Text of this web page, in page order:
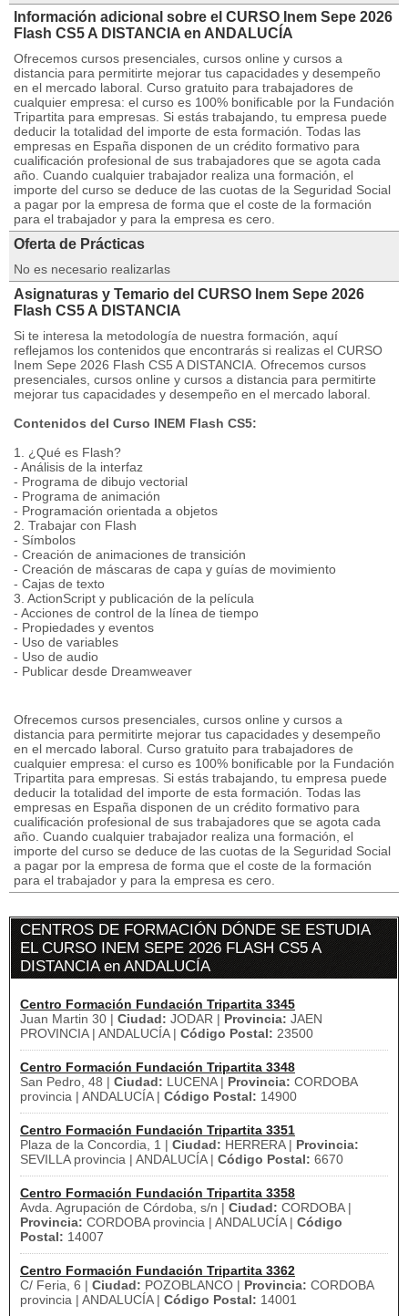
Información adicional sobre el CURSO Inem Sepe 2026
Flash CS5 A DISTANCIA en ANDALUCÍA
Ofrecemos cursos presenciales, cursos online y cursos a
distancia para permitirte mejorar tus capacidades y desempeño
en el mercado laboral. Curso gratuito para trabajadores de
cualquier empresa: el curso es 100% bonificable por la Fundación
Tripartita para empresas. Si estás trabajando, tu empresa puede
deducir la totalidad del importe de esta formación. Todas las
empresas en España disponen de un crédito formativo para
cualificación profesional de sus trabajadores que se agota cada
año. Cuando cualquier trabajador realiza una formación, el
importe del curso se deduce de las cuotas de la Seguridad Social
a pagar por la empresa de forma que el coste de la formación
para el trabajador y para la empresa es cero.
Oferta de Prácticas
No es necesario realizarlas
Asignaturas y Temario del CURSO Inem Sepe 2026
Flash CS5 A DISTANCIA
Si te interesa la metodología de nuestra formación, aquí
reflejamos los contenidos que encontrarás si realizas el CURSO
Inem Sepe 2026 Flash CS5 A DISTANCIA. Ofrecemos cursos
presenciales, cursos online y cursos a distancia para permitirte
mejorar tus capacidades y desempeño en el mercado laboral.
Contenidos del Curso INEM Flash CS5:
1. ¿Qué es Flash?
- Análisis de la interfaz
- Programa de dibujo vectorial
- Programa de animación
- Programación orientada a objetos
2. Trabajar con Flash
- Símbolos
- Creación de animaciones de transición
- Creación de máscaras de capa y guías de movimiento
- Cajas de texto
3. ActionScript y publicación de la película
- Acciones de control de la línea de tiempo
- Propiedades y eventos
- Uso de variables
- Uso de audio
- Publicar desde Dreamweaver
Ofrecemos cursos presenciales, cursos online y cursos a
distancia para permitirte mejorar tus capacidades y desempeño
en el mercado laboral. Curso gratuito para trabajadores de
cualquier empresa: el curso es 100% bonificable por la Fundación
Tripartita para empresas. Si estás trabajando, tu empresa puede
deducir la totalidad del importe de esta formación. Todas las
empresas en España disponen de un crédito formativo para
cualificación profesional de sus trabajadores que se agota cada
año. Cuando cualquier trabajador realiza una formación, el
importe del curso se deduce de las cuotas de la Seguridad Social
a pagar por la empresa de forma que el coste de la formación
para el trabajador y para la empresa es cero.
CENTROS DE FORMACIÓN DÓNDE SE ESTUDIA
EL CURSO INEM SEPE 2026 FLASH CS5 A
DISTANCIA en ANDALUCÍA
Centro Formación Fundación Tripartita 3345
Juan Martin 30 | Ciudad: JODAR | Provincia: JAEN
PROVINCIA | ANDALUCÍA | Código Postal: 23500
Centro Formación Fundación Tripartita 3348
San Pedro, 48 | Ciudad: LUCENA | Provincia: CORDOBA
provincia | ANDALUCÍA | Código Postal: 14900
Centro Formación Fundación Tripartita 3351
Plaza de la Concordia, 1 | Ciudad: HERRERA | Provincia:
SEVILLA provincia | ANDALUCÍA | Código Postal: 6670
Centro Formación Fundación Tripartita 3358
Avda. Agrupación de Córdoba, s/n | Ciudad: CORDOBA |
Provincia: CORDOBA provincia | ANDALUCÍA | Código
Postal: 14007
Centro Formación Fundación Tripartita 3362
C/ Feria, 6 | Ciudad: POZOBLANCO | Provincia: CORDOBA
provincia | ANDALUCÍA | Código Postal: 14001